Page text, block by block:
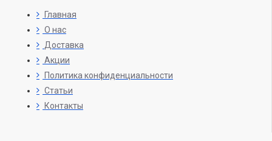
Главная
О нас
Доставка
Акции
Политика конфиденциальности
Статьи
Контакты